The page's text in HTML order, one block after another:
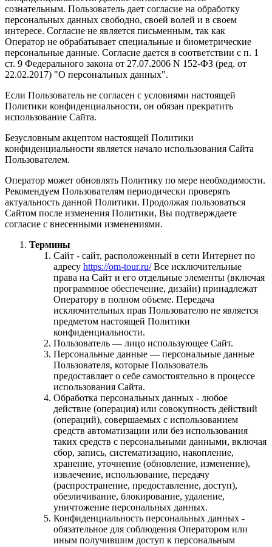
сознательным. Пользователь дает согласие на обработку
персональных данных свободно, своей волей и в своем
интересе. Согласие не является письменным, так как
Оператор не обрабатывает специальные и биометрические
персональные данные. Согласие дается в соответствии с п. 1
ст. 9 Федерального закона от 27.07.2006 N 152-ФЗ (ред. от
22.02.2017) "О персональных данных".
Если Пользователь не согласен с условиями настоящей
Политики конфиденциальности, он обязан прекратить
использование Сайта.
Безусловным акцептом настоящей Политики
конфиденциальности является начало использования Сайта
Пользователем.
Оператор может обновлять Политику по мере необходимости.
Рекомендуем Пользователям периодически проверять
актуальность данной Политики. Продолжая пользоваться
Сайтом после изменения Политики, Вы подтверждаете
согласие с внесенными изменениями.
Термины
Сайт - сайт, расположенный в сети Интернет по
адресу https://om-tour.ru/Все исключительные
права на Сайт и его отдельные элементы (включая
программное обеспечение, дизайн) принадлежат
Оператору в полном объеме. Передача
исключительных прав Пользователю не является
предметом настоящей Политики
конфиденциальности.
Пользователь — лицо использующее Сайт.
Персональные данные — персональные данные
Пользователя, которые Пользователь
предоставляет о себе самостоятельно в процессе
использования Сайта.
Обработка персональных данных - любое
действие (операция) или совокупность действий
(операций), совершаемых с использованием
средств автоматизации или без использования
таких средств с персональными данными, включая
сбор, запись, систематизацию, накопление,
хранение, уточнение (обновление, изменение),
извлечение, использование, передачу
(распространение, предоставление, доступ),
обезличивание, блокирование, удаление,
уничтожение персональных данных.
Конфиденциальность персональных данных -
обязательное для соблюдения Оператором или
иным получившим доступ к персональным